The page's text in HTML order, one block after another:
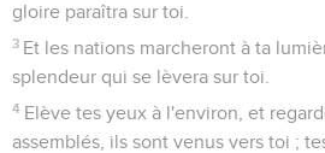
gloire paraîtra sur toi.
3 Et les nations marcheront à ta
splendeur qui se lèvera sur toi.
4 Elève tes yeux à l'environ, et
assemblés, ils sont venus vers toi ;